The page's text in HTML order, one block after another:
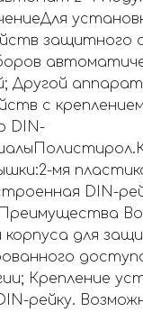
защитного
Другой
с
DIN-
мя
DIN-
корпуса для
Крепление
рейку.